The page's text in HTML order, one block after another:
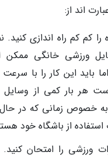
اند از:
را کم کم راه اندازی
ورزشی خانگی ممکن
باید این کار را با
هر بار کمی از وسایل
به خصوص زمانی که در
استفاده از باشگاه خود
ورزشی را امتحان کنید.